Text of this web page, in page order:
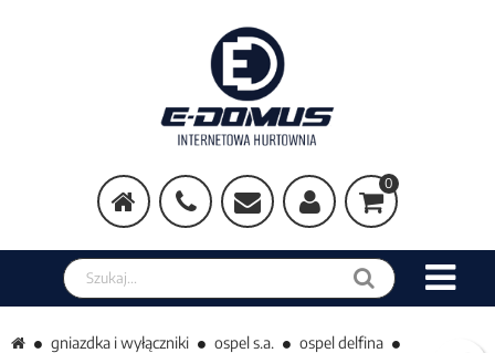
0
Szukaj w sklepie
gniazdka i wyłączniki ospel s.a. ospel delfina